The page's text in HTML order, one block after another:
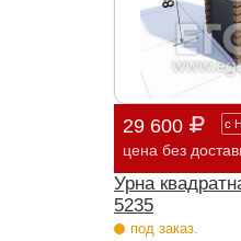
29 600 с
цена без
Урна
5235
под заказ.